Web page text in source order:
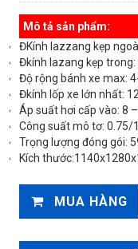
Mô tả sản phẩm:
ĐKính lazzang kẹp
Đkính lazang kẹp
Độ rộng bánh xe max:
Đkính lốp xe lớn nhất:
Áp suất hơi cấp vào: 8
Công suất mô tơ: 0.75/
Trọng lượng đóng gói:
Kích
MUA HÀNG